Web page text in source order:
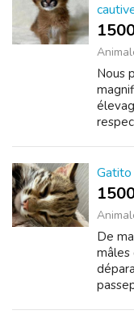
Nous
De
mâles